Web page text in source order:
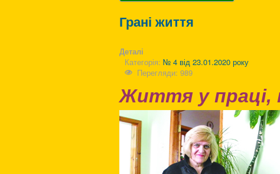
Грані життя
Деталі
Категорія: № 4 від 23.01.2020 року
Перегляди: 989
Життя у праці,